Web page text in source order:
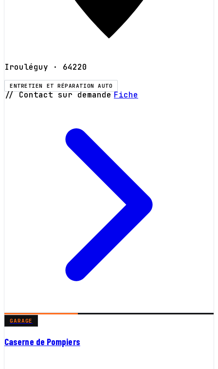
Irouléguy · 64220
ENTRETIEN ET RÉPARATION AUTO
// Contact sur demande Fiche
GARAGE
Caserne de Pompiers